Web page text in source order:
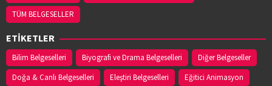
YASEMİN ECZANESİ
CADDESI NO:14/B
03625443111
TÜM BELGESELLER
ETİKETLER
Bilim Belgeselleri Biyografi ve Drama Belgeselleri
Diğer Belgeseller
Doğa & Canlı Belgeselleri
Eleştiri Belgeselleri
Eğitici Animasyon